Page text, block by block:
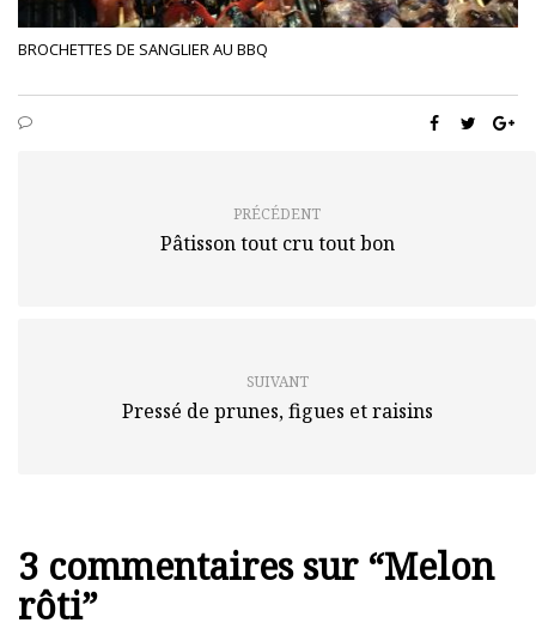
BROCHETTES DE SANGLIER AU BBQ
PRÉCÉDENT
Pâtisson tout cru tout bon
SUIVANT
Pressé de prunes, figues et raisins
3 commentaires sur “Melon
rôti”